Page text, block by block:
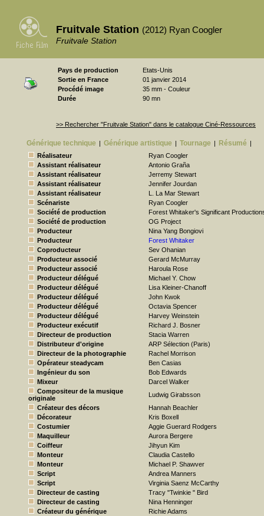
Fruitvale Station (2012) Ryan Coogler
Fruitvale Station
Pays de production
Etats-Unis
Sortie en France
01 janvier 2014
Procédé image
35 mm - Couleur
Durée
90 mn
>> Rechercher "Fruitvale Station" dans le catalogue Ciné-Ressources
Générique technique | Générique artistique | Tournage | Résumé |
Réalisateur
Ryan Coogler
Assistant réalisateur
Antonio Graña
Assistant réalisateur
Jerremy Stewart
Assistant réalisateur
Jennifer Jourdan
Assistant réalisateur
L. La Mar Stewart
Scénariste
Ryan Coogler
Société de production
Forest Whitaker's Significant
Société de production
OG Project
Producteur
Nina Yang Bongiovi
Producteur
Forest Whitaker
Coproducteur
Sev Ohanian
Producteur associé
Gerard McMurray
Producteur associé
Haroula Rose
Producteur délégué
Michael Y. Chow
Producteur délégué
Lisa Kleiner-Chanoff
Producteur délégué
John Kwok
Producteur délégué
Octavia Spencer
Producteur délégué
Harvey Weinstein
Producteur exécutif
Richard J. Bosner
Directeur de production
Stacia Warren
Distributeur d'origine
ARP Sélection (Paris)
Directeur de la photographie
Rachel Morrison
Opérateur steadycam
Ben Casias
Ingénieur du son
Bob Edwards
Mixeur
Darcel Walker
Compositeur de la musique
originale
Ludwig Girabsson
Créateur des décors
Hannah Beachler
Décorateur
Kris Boxell
Costumier
Aggie Guerard Rodgers
Maquilleur
Aurora Bergere
Coiffeur
Jihyun Kim
Monteur
Claudia Castello
Monteur
Michael P. Shawver
Script
Andrea Manners
Script
Virginia Saenz McCarthy
Directeur de casting
Tracy "Twinkie " Bird
Directeur de casting
Nina Henninger
Créateur du générique
Richie Adams